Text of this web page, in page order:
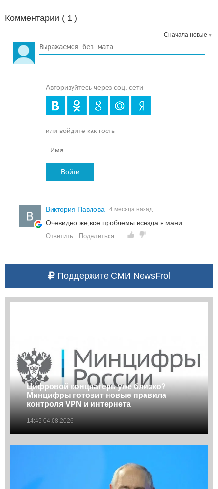
Комментарии ( 1 )
Сначала новые
Авторизуйтесь через соц. сети
или войдите как гость
Войти
Виктория Павлова 4 месяца назад
Очевидно же,все проблемы всезда в мани
Ответить Поделиться
Поддержите СМИ NewsFrol
Цифровой концлагерь уже близко?
Минцифры готовит новые правила
контроля VPN и интернета
14:45 04.08.2026